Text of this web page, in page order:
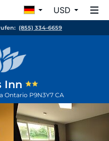
USD
(855) 334-6659
Inn
Ontario P9N3Y7 CA